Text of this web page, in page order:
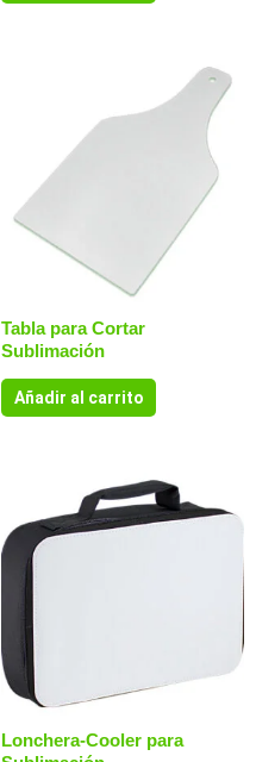
Tabla para Cortar
Sublimación
Añadir al carrito
Lonchera-Cooler para